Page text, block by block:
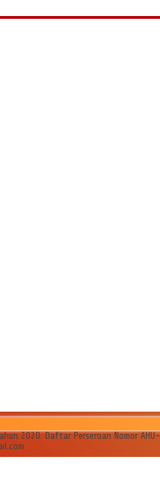
2020. Daftar Perseroan